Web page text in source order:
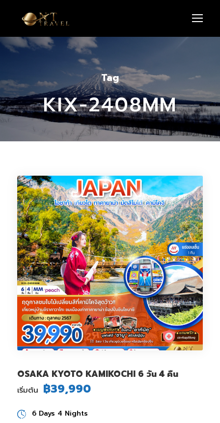
Tag
KIX-2408MM
OSAKA KYOTO KAMIKOCHI 6 วัน 4 คืน
เริ่มต้น ฿39,990
6 Days 4 Nights